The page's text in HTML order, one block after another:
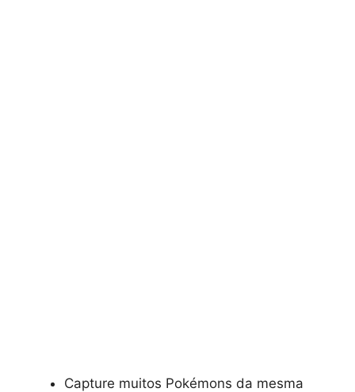
Capture muitos Pokémons da mesma